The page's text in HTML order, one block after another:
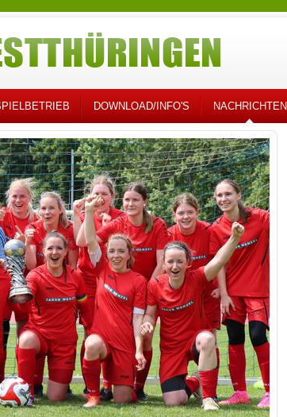
DOWNLOAD/INFO'S NACHRICHTEN